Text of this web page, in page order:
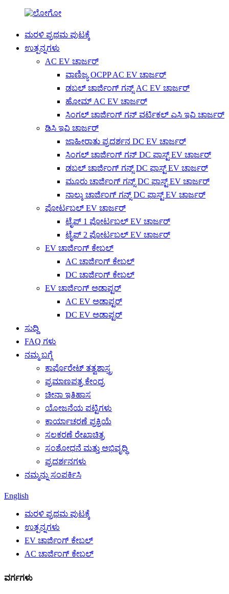
ಮರಳಿ ಪ್ರಥಮ ಪುಟಕ್ಕೆ
ಉತ್ಪನ್ನಗಳು
AC EV ಚಾರ್ಜರ್
ವಾಣಿಜ್ಯ OCPP AC EV ಚಾರ್ಜರ್
ಡಬಲ್ ಚಾರ್ಜಿಂಗ್ ಗನ್ಸ್ AC EV ಚಾರ್ಜರ್
ಹೋಮ್ AC EV ಚಾರ್ಜರ್
ಸಿಂಗಲ್ ಚಾರ್ಜಿಂಗ್ ಗನ್ ವರ್ಟಿಕಲ್ ಎಸಿ ಇವಿ ಚಾರ್ಜರ್
ಡಿಸಿ ಇವಿ ಚಾರ್ಜರ್
ಜಾಹೀರಾತು ಪ್ರದರ್ಶನ DC EV ಚಾರ್ಜರ್
ಸಿಂಗಲ್ ಚಾರ್ಜಿಂಗ್ ಗನ್ DC ಫಾಸ್ಟ್ EV ಚಾರ್ಜರ್
ಡಬಲ್ ಚಾರ್ಜಿಂಗ್ ಗನ್ಸ್ DC ಫಾಸ್ಟ್ EV ಚಾರ್ಜರ್
ಮೂರು ಚಾರ್ಜಿಂಗ್ ಗನ್ಸ್ DC ಫಾಸ್ಟ್ EV ಚಾರ್ಜರ್
ನಾಲ್ಕು ಚಾರ್ಜಿಂಗ್ ಗನ್ಸ್ DC ಫಾಸ್ಟ್ EV ಚಾರ್ಜರ್
ಪೋರ್ಟಬಲ್ EV ಚಾರ್ಜರ್
ಟೈಪ್ 1 ಪೋರ್ಟಬಲ್ EV ಚಾರ್ಜರ್
ಟೈಪ್ 2 ಪೋರ್ಟಬಲ್ EV ಚಾರ್ಜರ್
EV ಚಾರ್ಜಿಂಗ್ ಕೇಬಲ್
AC ಚಾರ್ಜಿಂಗ್ ಕೇಬಲ್
DC ಚಾರ್ಜಿಂಗ್ ಕೇಬಲ್
EV ಚಾರ್ಜಿಂಗ್ ಅಡಾಪ್ಟರ್
AC EV ಅಡಾಪ್ಟರ್
DC EV ಅಡಾಪ್ಟರ್
ಸುದ್ದಿ
FAQ ಗಳು
ನಮ್ಮ ಬಗ್ಗೆ
ಕಾರ್ಪೊರೇಟ್ ತತ್ವಶಾಸ್ತ್ರ
ಪ್ರಮಾಣಪತ್ರ ಕೇಂದ್ರ
ಚೀನಾ ಇತಿಹಾಸ
ಯೋಜನೆಯ ಪಟ್ಟಿಗಳು
ಕಾರ್ಯಾಚರಣೆ ಪ್ರಕ್ರಿಯೆ
ಸಲಕರಣೆ ರೇಖಾಚಿತ್ರ
ಸಂಶೋಧನೆ ಮತ್ತು ಅಭಿವೃದ್ಧಿ
ಪ್ರದರ್ಶನಗಳು
ನಮ್ಮನ್ನು ಸಂಪರ್ಕಿಸಿ
English
ಮರಳಿ ಪ್ರಥಮ ಪುಟಕ್ಕೆ
ಉತ್ಪನ್ನಗಳು
EV ಚಾರ್ಜಿಂಗ್ ಕೇಬಲ್
AC ಚಾರ್ಜಿಂಗ್ ಕೇಬಲ್
ವರ್ಗಗಳು